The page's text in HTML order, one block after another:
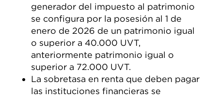
generador del impuesto al patrimonio
se configura por la posesión al 1 de
enero de 2026 de un patrimonio igual
o superior a 40.000 UVT,
anteriormente patrimonio igual o
superior a 72.000 UVT.
La sobretasa en renta que deben pagar
las instituciones financieras se